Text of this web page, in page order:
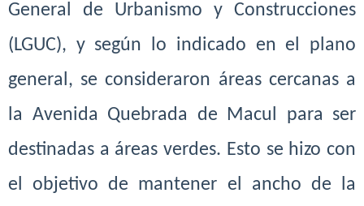
General de Urbanismo y Construcciones
(LGUC), y según lo indicado en el plano
general, se consideraron áreas cercanas a
la Avenida Quebrada de Macul para ser
destinadas a áreas verdes. Esto se hizo con
el objetivo de mantener el ancho de la